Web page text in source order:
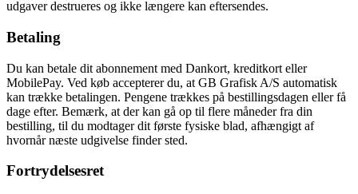
udgaver destrueres og ikke længere kan eftersendes.
Betaling
Du kan betale dit abonnement med Dankort, kreditkort eller
MobilePay. Ved køb accepterer du, at GB Grafisk A/S automatisk
kan trække betalingen. Pengene trækkes på bestillingsdagen eller få
dage efter. Bemærk, at der kan gå op til flere måneder fra din
bestilling, til du modtager dit første fysiske blad, afhængigt af
hvornår næste udgivelse finder sted.
Fortrydelsesret